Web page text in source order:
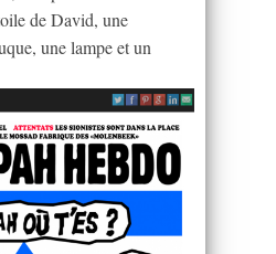
de David, une
une lampe et un